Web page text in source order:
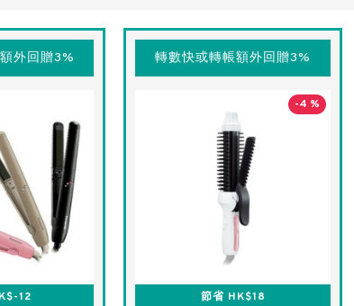
外回贈3%
12
轉數快或轉帳額外回贈3%
-4 %
節省 HK$18